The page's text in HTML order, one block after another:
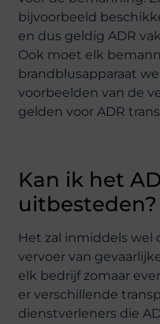
bijvoorbeeld
en dus geldig ADR
Ook moet elk
brandblusapparaat
voorbeelden van de
gelden voor ADR
Kan ik het
uitbesteden?
Het zal inmiddels wel
vervoer van
elk bedrijf zomaar
er verschillende
dienstverleners die